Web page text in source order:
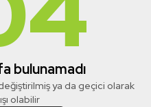
bulunamadı
değiştirilmiş ya da geçici olarak
olabilir